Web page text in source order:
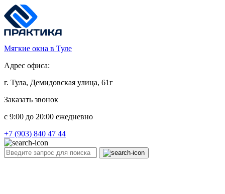
Мягкие окна в Туле
Адрес офиса:
г. Тула, Демидовская улица, 61г
Заказать звонок
c 9:00 до 20:00 ежедневно
+7 (903) 840 47 44